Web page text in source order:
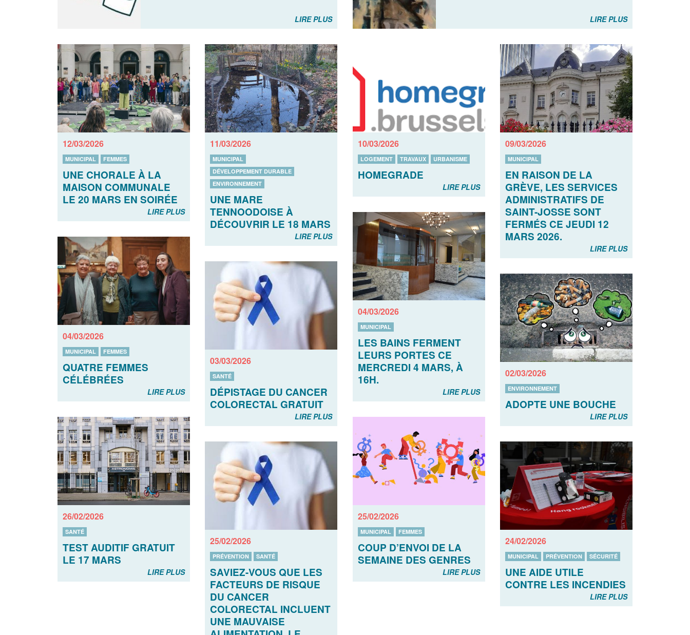
LIRE PLUS LIRE PLUS
12/03/2026
MUNICIPAL FEMMES
UNE CHORALE À LA
MAISON COMMUNALE
LE 20 MARS EN SOIRÉE
LIRE PLUS
11/03/2026
MUNICIPAL
DÉVELOPPEMENT DURABLE
ENVIRONNEMENT
UNE MARE
TENNOODOISE À
DÉCOUVRIR LE 18 MARS
LIRE PLUS
10/03/2026
LOGEMENT TRAVAUX URBANISME
HOMEGRADE
LIRE PLUS
09/03/2026
MUNICIPAL
EN RAISON DE LA
GRÈVE, LES SERVICES
ADMINISTRATIFS DE
SAINT-JOSSE SONT
FERMÉS CE JEUDI 12
MARS 2026.
LIRE PLUS
04/03/2026
MUNICIPAL
LES BAINS FERMENT
LEURS PORTES CE
MERCREDI 4 MARS, À
16H.
LIRE PLUS
04/03/2026
MUNICIPAL FEMMES
QUATRE FEMMES
CÉLÉBRÉES
LIRE PLUS
03/03/2026
SANTÉ
DÉPISTAGE DU CANCER
COLORECTAL GRATUIT
LIRE PLUS
02/03/2026
ENVIRONNEMENT
ADOPTE UNE BOUCHE
LIRE PLUS
26/02/2026
SANTÉ
TEST AUDITIF GRATUIT
LE 17 MARS
LIRE PLUS
25/02/2026
MUNICIPAL FEMMES
COUP D’ENVOI DE LA
SEMAINE DES GENRES
LIRE PLUS
25/02/2026
PRÉVENTION SANTÉ
SAVIEZ-VOUS QUE LES
FACTEURS DE RISQUE
DU CANCER
COLORECTAL INCLUENT
UNE MAUVAISE
24/02/2026
MUNICIPAL PRÉVENTION SÉCURITÉ
UNE AIDE UTILE
CONTRE LES INCENDIES
LIRE PLUS